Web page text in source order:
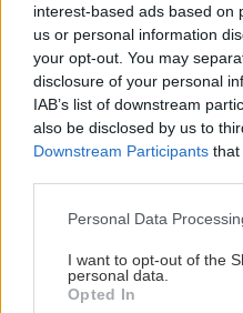
interest-based ads based on
us or personal information
your opt-out. You may
disclosure of your personal
IAB’s list of downstream
also be disclosed by us to
Downstream Participants that
Please note that this
not limited to your visit or
grant or deny consent to
use your data for below
Personal Data
I want to opt-out of the
personal data.
Opted In
VIDEO